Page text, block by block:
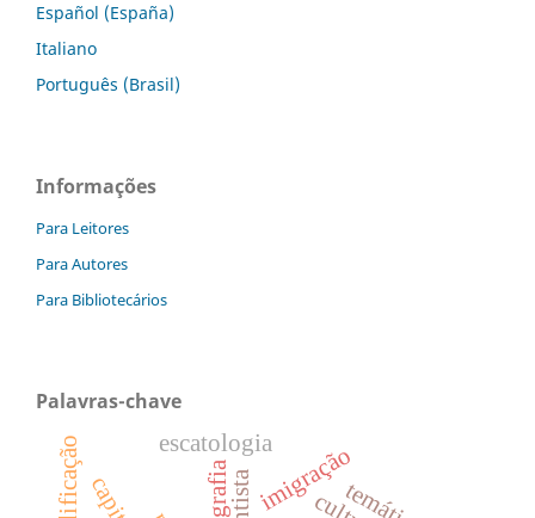
Español (España)
Italiano
Português (Brasil)
Informações
Para Leitores
Para Autores
Para Bibliotecários
Palavras-chave
imigração
codificação escatologia